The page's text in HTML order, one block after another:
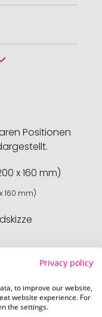
Positionen
160 mm)
Privacy policy
to improve our website,
website experience. For
the settings.